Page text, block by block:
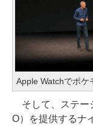
Apple Watchでポケ
そして、ステー
O）を提供するナ